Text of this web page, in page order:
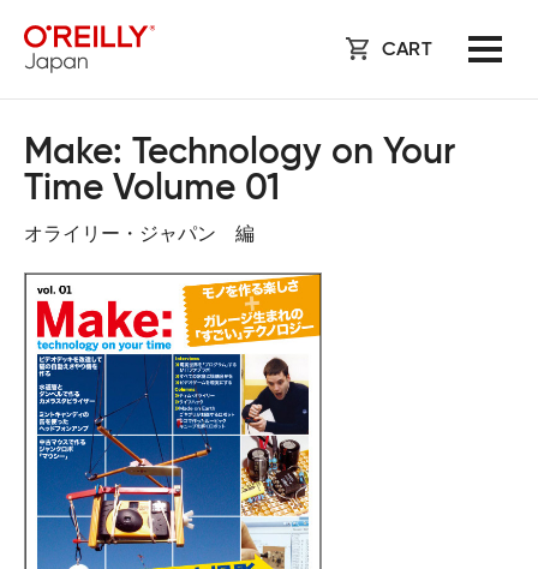
CART
Make: Technology on Your
Time Volume 01
オライリー・ジャパン 編